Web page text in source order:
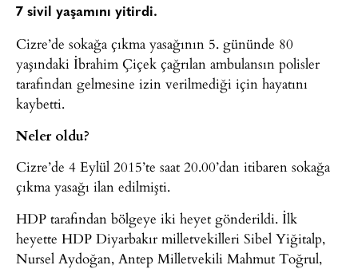
7 sivil yaşamını yitirdi.
Cizre’de sokağa çıkma yasağının 5. gününde 80
yaşındaki İbrahim Çiçek çağrılan ambulansın polisler
tarafından gelmesine izin verilmediği için hayatını
kaybetti.
Neler oldu?
Cizre’de 4 Eylül 2015’te saat 20.00’dan itibaren sokağa
çıkma yasağı ilan edilmişti.
HDP tarafından bölgeye iki heyet gönderildi. İlk
heyette HDP Diyarbakır milletvekilleri Sibel Yiğitalp,
Nursel Aydoğan, Antep Milletvekili Mahmut Toğrul,